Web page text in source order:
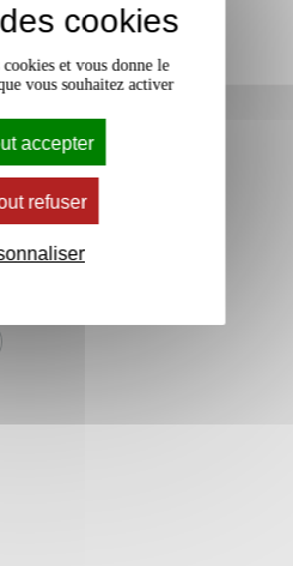
cookies
et vous donne le
vous souhaitez activer
accepter
refuser